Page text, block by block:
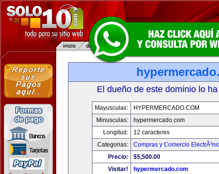
El dueño de este dominio lo
Mayusculas:
HYPERMERCADO.COM
Minusculas:
hypermercado.com
Longitud:
12 caracteres
Categorias:
Compras y Comercio
Precio:
$5,500.00
Visitar!
hypermercado.com